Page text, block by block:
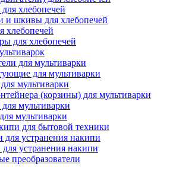
хлебопечей
и шкивы для хлебопечей
для хлебопечей
для мультиварки
для мультиварки
мультиварки
(корзины) для мультиварки
мультиварки
мультиварки
для бытовой техники
для устранения накипи
устранения накипи
преобразователи